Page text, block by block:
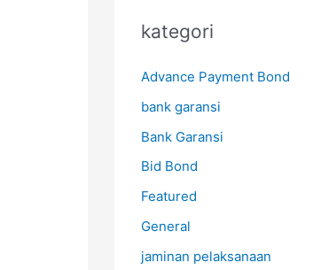
kategori
Advance Payment Bond
bank garansi
Bank Garansi
Bid Bond
Featured
General
jaminan pelaksanaan